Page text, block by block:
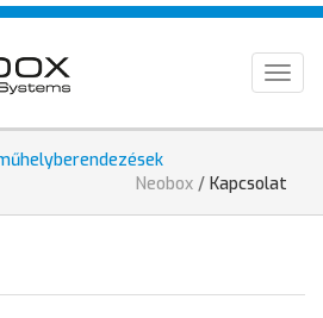
Jelenlegi
hely
Neobox / Kapcsolat